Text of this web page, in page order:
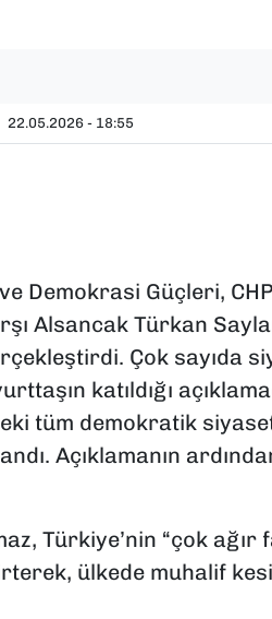
22.05.2026 - 18:55
Demokrasi Güçleri,
Alsancak Türkan
Çok sayıda
katıldığı
tüm demokratik
Açıklamanın
Türkiye’nin “çok ağır
ülkede muhalif